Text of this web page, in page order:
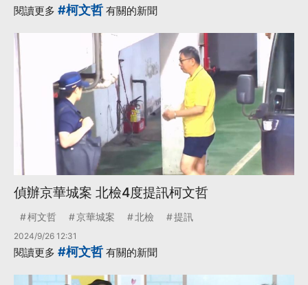
閱讀更多 #柯文哲 有關的新聞
偵辦京華城案 北檢4度提訊柯文哲
柯文哲 京華城案 北檢 提訊
2024/9/26 12:31
閱讀更多 #柯文哲 有關的新聞